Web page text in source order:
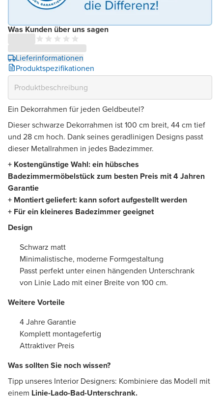
Was Kunden über uns sagen
Lieferinformationen
Produktspezifikationen
Ein Dekorrahmen für jeden Geldbeutel?
Dieser schwarze Dekorrahmen ist 100 cm breit, 44 cm tief
und 28 cm hoch. Dank seines geradlinigen Designs passt
dieser Metallrahmen in jedes Badezimmer.
+ Kostengünstige Wahl: ein hübsches
Badezimmermöbelstück zum besten Preis mit 4 Jahren
Garantie
+ Montiert geliefert: kann sofort aufgestellt werden
+ Für ein kleineres Badezimmer geeignet
Design
Schwarz matt
Minimalistische, moderne Formgestaltung
Passt perfekt unter einen hängenden Unterschrank
von Linie Lado mit einer Breite von 100 cm.
Weitere Vorteile
4 Jahre Garantie
Komplett montagefertig
Attraktiver Preis
Was sollten Sie noch wissen?
Tipp unseres Interior Designers: Kombiniere das Modell mit
einem Linie-Lado-Bad-Unterschrank.